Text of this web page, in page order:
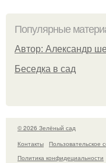
Популярные
Автор: Александр
Беседка в сад
© 2026 Зелёный сад
Контакты
Пользовательское
Политика конфидециальности